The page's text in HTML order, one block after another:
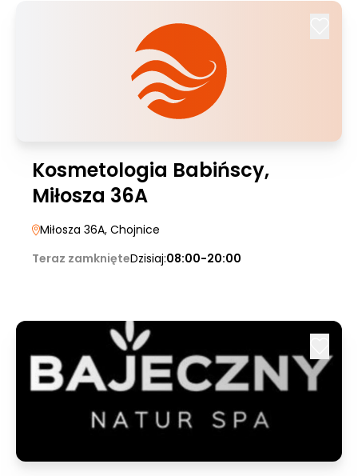
Kosmetologia Babińscy,
Miłosza 36A
Miłosza 36A, Chojnice
Teraz zamknięteDzisiaj:08:00-20:00